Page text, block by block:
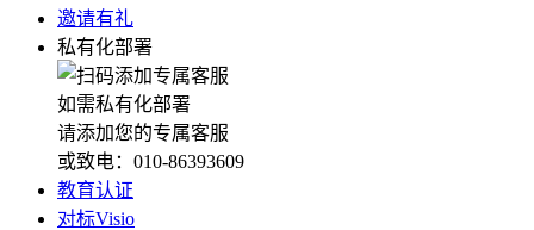
邀请有礼
私有化部署
如需私有化部署
请添加您的专属客服
或致电：010-86393609
教育认证
对标Visio